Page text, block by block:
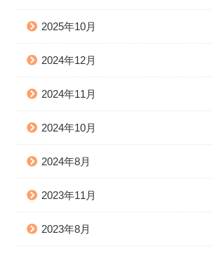
2025年10月
2024年12月
2024年11月
2024年10月
2024年8月
2023年11月
2023年8月